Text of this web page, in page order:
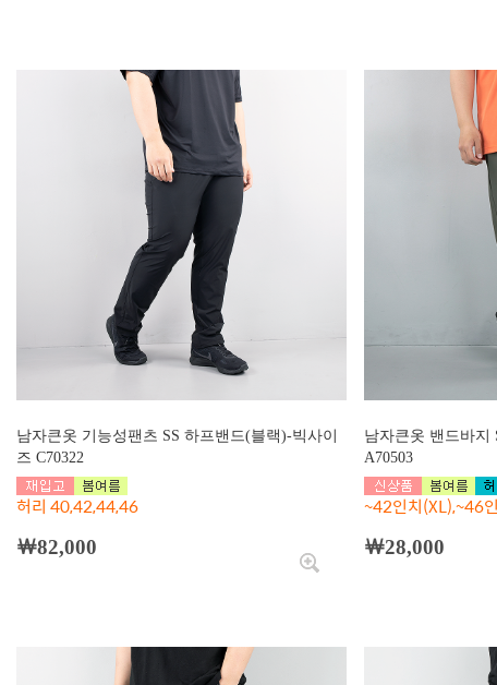
남자큰옷 기능성팬츠 SS 하프밴드(블랙)-빅사이
즈 C70322
허리 40,42,44,46
￦82,000
남자큰옷 밴드바지
A70503
~42인치(XL),~46
￦28,000